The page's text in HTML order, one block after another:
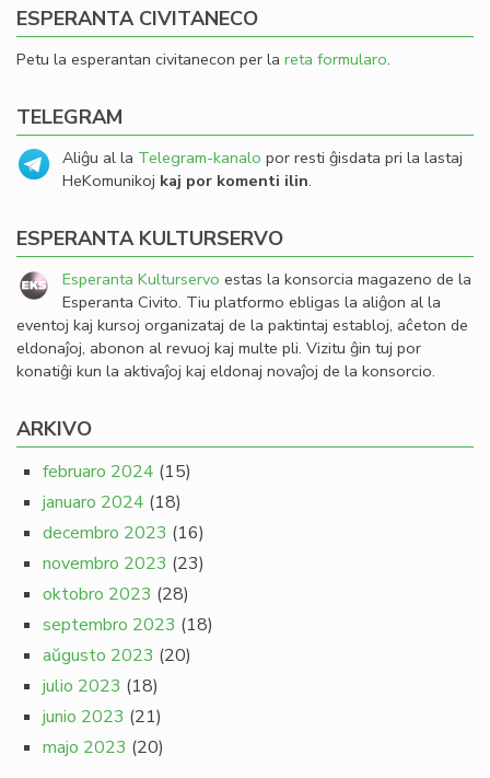
ESPERANTA CIVITANECO
Petu la esperantan civitanecon per la reta formularo.
TELEGRAM
Aliĝu al la Telegram-kanalo por resti ĝisdata pri la lastaj
HeKomunikoj kaj por komenti ilin.
ESPERANTA KULTURSERVO
Esperanta Kulturservo estas la konsorcia magazeno de la
Esperanta Civito. Tiu platformo ebligas la aliĝon al la
eventoj kaj kursoj organizataj de la paktintaj establoj, aĉeton de
eldonaĵoj, abonon al revuoj kaj multe pli. Vizitu ĝin tuj por
konatiĝi kun la aktivaĵoj kaj eldonaj novaĵoj de la konsorcio.
ARKIVO
februaro 2024 (15)
januaro 2024 (18)
decembro 2023 (16)
novembro 2023 (23)
oktobro 2023 (28)
septembro 2023 (18)
aŭgusto 2023 (20)
julio 2023 (18)
junio 2023 (21)
majo 2023 (20)